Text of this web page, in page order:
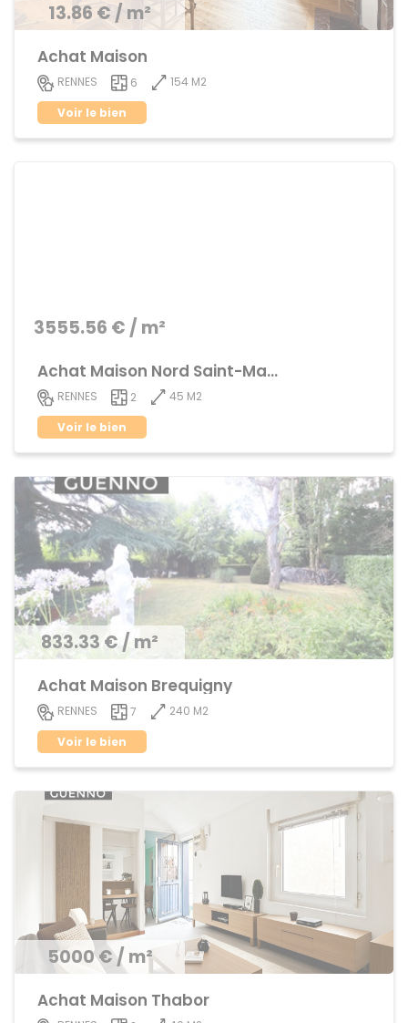
13.86 € / m²
Achat Maison
RENNES 6
154 M2
Voir le bien
3555.56 € / m²
Achat Maison Nord Saint-Martin
RENNES 2
45 M2
Voir le bien
833.33 € / m²
Achat Maison Brequigny
RENNES 7
240 M2
Voir le bien
5000 € / m²
Achat Maison Thabor